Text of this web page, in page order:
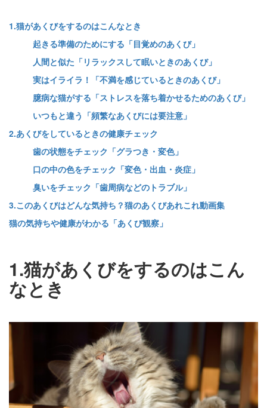
1.猫があくびをするのはこんなとき
起きる準備のためにする「目覚めのあくび」
人間と似た「リラックスして眠いときのあくび」
実はイライラ！「不満を感じているときのあくび」
臆病な猫がする「ストレスを落ち着かせるためのあくび」
いつもと違う「頻繁なあくびには要注意」
2.あくびをしているときの健康チェック
歯の状態をチェック「グラつき・変色」
口の中の色をチェック「変色・出血・炎症」
臭いをチェック「歯周病などのトラブル」
3.このあくびはどんな気持ち？猫のあくびあれこれ動画集
猫の気持ちや健康がわかる「あくび観察」
1.猫があくびをするのはこん
なとき